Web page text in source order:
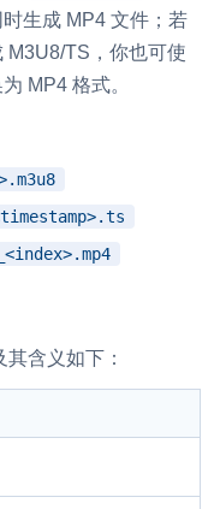
网关
口
视频会议
时生成 MP4 文件；若
M3U8/TS，你也可使
MP4 格式。
含义如下：